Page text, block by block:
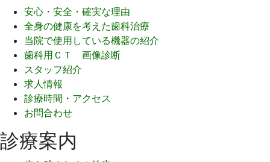
安心・安全・確実な理由
全身の健康を考えた歯科治療
当院で使用している機器の紹介
歯科用ＣＴ 画像診断
スタッフ紹介
求人情報
診療時間・アクセス
お問合わせ
診療案内